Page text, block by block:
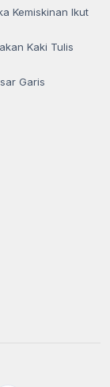
Kemiskinan Ikut
Kaki Tulis
Garis